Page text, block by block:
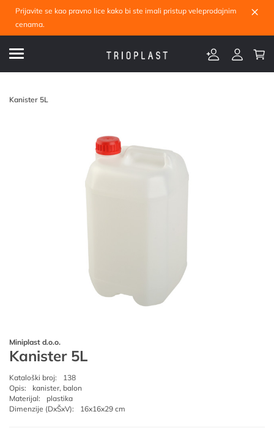
Prijavite se kao pravno lice kako bi ste imali pristup veleprodajnim
cenama.
×
Kanister 5L
Miniplast d.o.o.
Kanister 5L
Kataloški broj:
138
Opis:
kanister, balon
Materijal:
plastika
Dimenzije (DxŠxV):
16x16x29 cm